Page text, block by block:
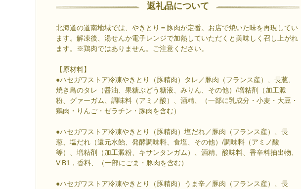
返礼品について
北海道の道南地域では、やきとり＝豚肉が定番。お店で焼いた味を再現してい
ます。解凍後、湯せんか電子レンジで加熱していただくと美味しく召し上がれ
ます。※鶏肉ではありません。ご注意ください。
【原材料】
●ハセガワストア冷凍やきとり（豚精肉）タレ／豚肉（フランス産）、長葱、
焼き鳥のタレ（醤油、果糖ぶどう糖液、みりん、その他）/増粘剤（加工澱
粉、グァーガム、調味料（アミノ酸）、酒精、（一部に乳成分・小麦・大豆・
鶏肉・りんご・ゼラチン・豚肉を含む）
●ハセガワストア冷凍やきとり（豚精肉）塩だれ／豚肉（フランス産）、長
葱、塩だれ（還元水飴、発酵調味料、食塩、その他）/調味料（アミノ酸
等）、増粘剤（加工澱粉、キサンタンガム）、酒精、酸味料、香辛料抽出物、
V.B1，香料、（一部にごま・豚肉を含む）
●ハセガワストア冷凍やきとり（豚精肉）うま辛／豚肉（フランス産）、長